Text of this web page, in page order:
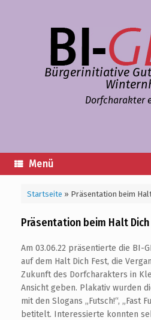
Bürgerinitiative
Dorfcharakter
Menü
Startseite » Präsentation beim
Präsentation beim Halt Dich
Am 03.06.22 präsentierte die BI-
auf dem Halt Dich Fest, die
Zukunft des Dorfcharakters in
Ansicht geben. Plakativ wurden
mit den Slogans „Futsch!“, „Fast
betitelt. Interessierte konnten